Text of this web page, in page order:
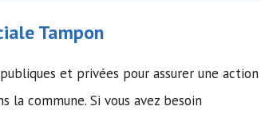
Tampon
et privées pour assurer une action
commune. Si vous avez besoin